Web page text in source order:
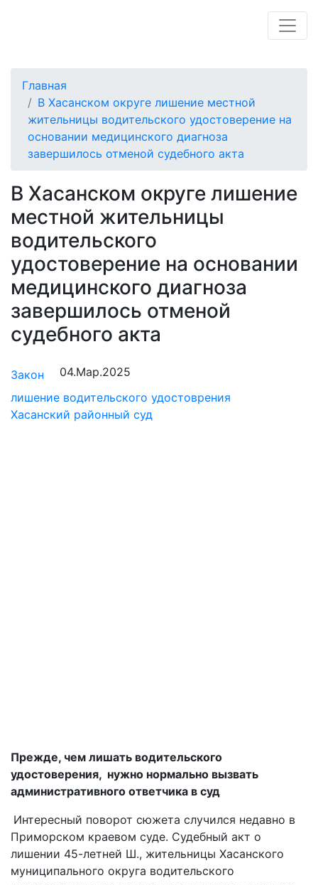
Главная
В Хасанском округе лишение местной
жительницы водительского удостоверение на
основании медицинского диагноза
завершилось отменой судебного акта
В Хасанском округе лишение
местной жительницы
водительского
удостоверение на основании
медицинского диагноза
завершилось отменой
судебного акта
Закон
04.Мар.2025
лишение водительского удостоврения
Хасанский районный суд
Прежде, чем лишать водительского
удостоверения, нужно нормально вызвать
административного ответчика в суд
Интересный поворот сюжета случился недавно в
Приморском краевом суде. Судебный акт о
лишении 45-летней Ш., жительницы Хасанского
муниципального округа водительского